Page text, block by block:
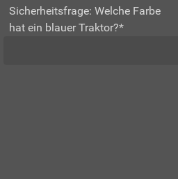
Sicherheitsfrage: Welche Farbe
hat ein blauer Traktor?*